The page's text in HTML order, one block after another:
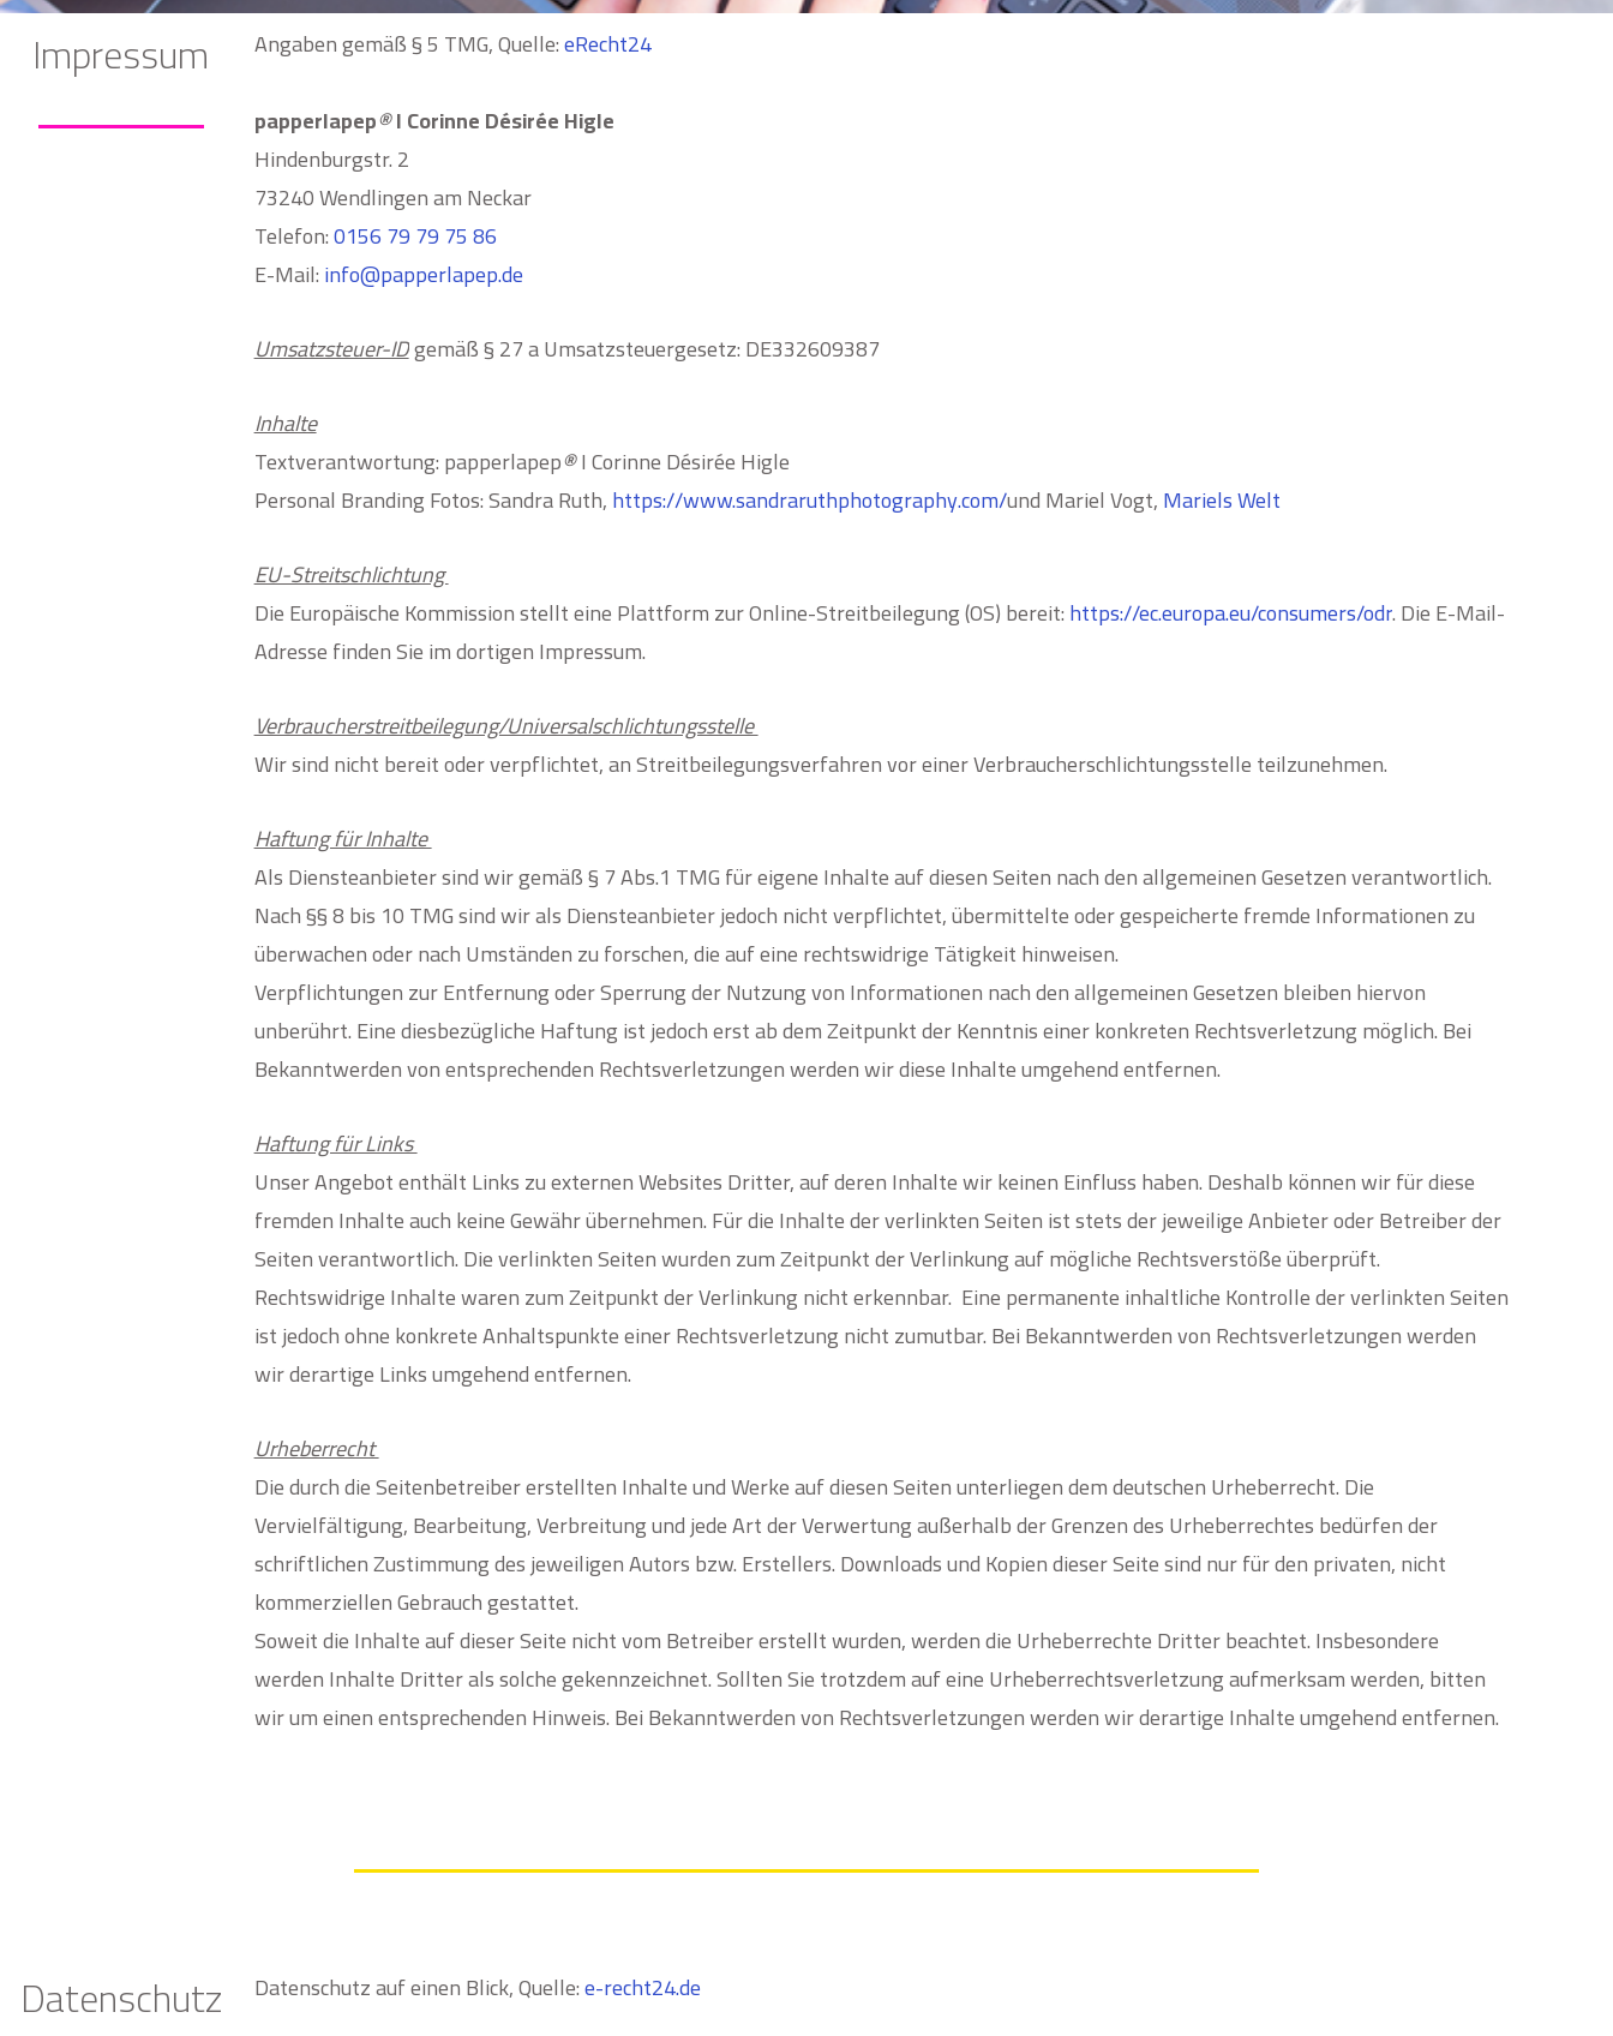
Impressum Angaben gemäß § 5 TMG, Quelle:eRecht24
papperlapep®ICorinne Désirée Higle
Hindenburgstr. 2
73240 Wendlingen am Neckar
Telefon:0156 79 79 75 86
E-Mail:info@papperlapep.de
Umsatzsteuer-IDgemäß § 27 a Umsatzsteuergesetz: DE332609387
Inhalte
Textverantwortung:papperlapep®I Corinne Désirée Higle
Personal Branding Fotos: Sandra Ruth,https://www.sandraruthphotography.com/und Mariel Vogt,Mariels Welt
EU-Streitschlichtung
Die Europäische Kommission stellt eine Plattform zur Online-Streitbeilegung (OS) bereit:https://ec.europa.eu/consumers/odr. DieE-Mail-
Adresse finden Sie im dortigen Impressum.
Verbraucher­streit­beilegung/Universal­schlichtungs­stelle
Wir sind nicht bereit oder verpflichtet, an Streitbeilegungsverfahren vor einer Verbraucherschlichtungsstelle teilzunehmen.
Haftung für Inhalte
Als Diensteanbieter sind wir gemäß § 7 Abs.1 TMG für eigene Inhalte auf diesen Seiten nach den allgemeinen Gesetzen verantwortlich.
Nach §§ 8 bis 10 TMG sind wir als Diensteanbieter jedoch nicht verpflichtet, übermittelte oder gespeicherte fremde Informationen zu
überwachen oder nach Umständen zu forschen, die auf eine rechtswidrige Tätigkeit hinweisen.
Verpflichtungen zur Entfernung oder Sperrung der Nutzung von Informationen nach den allgemeinen Gesetzen bleiben hiervon
unberührt. Eine diesbezügliche Haftung ist jedoch erst ab dem Zeitpunkt der Kenntnis einer konkreten Rechtsverletzung möglich. Bei
Bekanntwerden von entsprechenden Rechtsverletzungen werden wir diese Inhalte umgehend entfernen.
Haftung für Links
Unser Angebot enthält Links zu externen Websites Dritter, auf deren Inhalte wir keinen Einfluss haben. Deshalb können wir für diese
fremden Inhalte auch keine Gewähr übernehmen. Für die Inhalte der verlinkten Seiten ist stets der jeweilige Anbieter oder Betreiber der
Seiten verantwortlich. Die verlinkten Seiten wurden zum Zeitpunkt der Verlinkung auf mögliche Rechtsverstöße überprüft.
Rechtswidrige Inhalte waren zum Zeitpunkt der Verlinkung nicht erkennbar. Eine permanente inhaltliche Kontrolle der verlinkten Seiten
ist jedoch ohne konkrete Anhaltspunkte einer Rechtsverletzung nicht zumutbar. Bei Bekanntwerden von Rechtsverletzungen werden
wir derartige Links umgehend entfernen.
Urheberrecht
Die durch die Seitenbetreiber erstellten Inhalte und Werke auf diesen Seiten unterliegen dem deutschen Urheberrecht. Die
Vervielfältigung, Bearbeitung, Verbreitung und jede Art der Verwertung außerhalb der Grenzen des Urheberrechtes bedürfen der
schriftlichen Zustimmung des jeweiligen Autors bzw. Erstellers. Downloads und Kopien dieser Seite sind nur für den privaten, nicht
kommerziellen Gebrauch gestattet.
Soweit die Inhalte auf dieser Seite nicht vom Betreiber erstellt wurden, werden die Urheberrechte Dritter beachtet. Insbesondere
werden Inhalte Dritter als solche gekennzeichnet. Sollten Sie trotzdem auf eine Urheberrechtsverletzung aufmerksam werden, bitten
wir um einen entsprechenden Hinweis. Bei Bekanntwerden von Rechtsverletzungen werden wir derartige Inhalte umgehend entfernen.
Datenschutz Datenschutz auf einen Blick, Quelle:e-recht24.de